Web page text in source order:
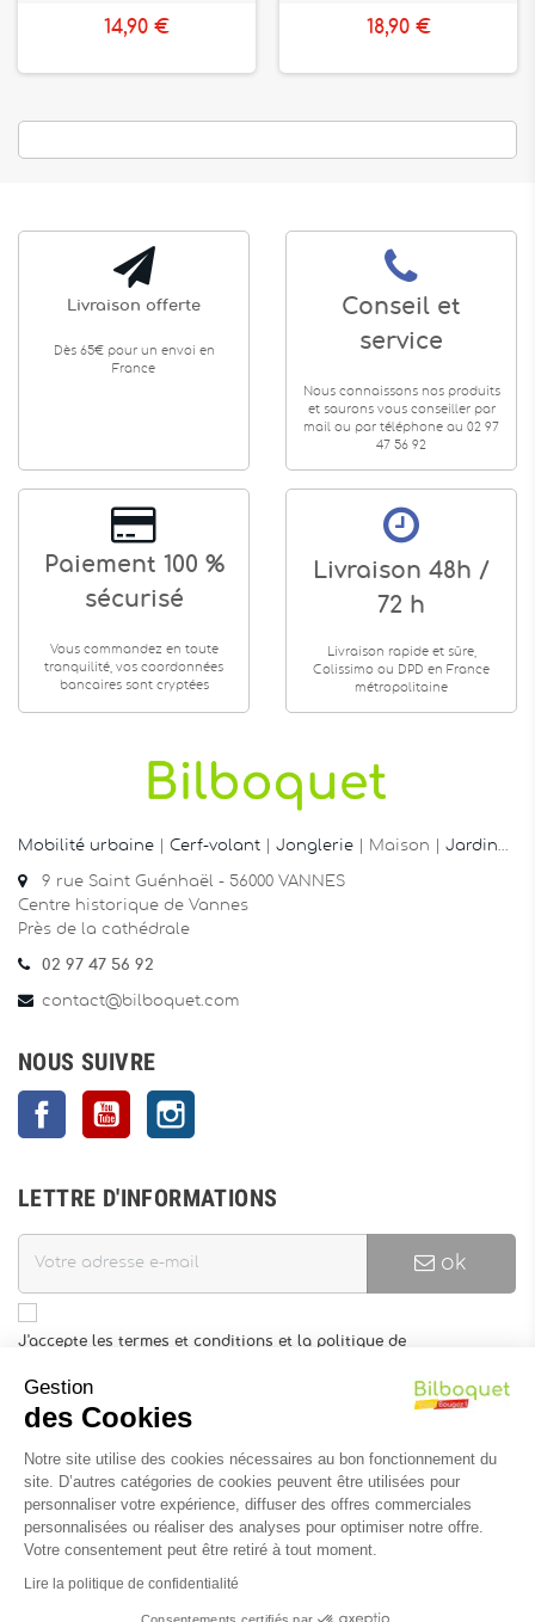
14,90 € 18,90 €
Livraison offerte
Dès 65€ pour un envoi en
France
Conseil et
service
Nous connaissons nos produits
et saurons vous conseiller par
mail ou par téléphone au 02 97
47 56 92
Paiement 100 %
sécurisé
Vous commandez en toute
tranquilité, vos coordonnées
bancaires sont cryptées
Livraison 48h /
72 h
Livraison rapide et sûre,
Colissimo ou DPD en France
métropolitaine
Mobilité urbaine Cerf-volant Jonglerie | Maison | Jardin
9 rue Saint Guénhaël - 56000 VANNES
Centre historique de Vannes
Près de la cathédrale
02 97 47 56 92
contact@bilboquet.com
NOUS SUIVRE
FacebookYouTube
LETTRE D'INFORMATIONS
ok
J'accepte les termes et conditions et la politique de
Vous pouvez vous désinscrire à tout moment. Vous trouverez pour
cela nos informations de contact dans les conditions d'utilisation
INFORMATIONS
Gestion
des Cookies
Notre site utilise des cookies nécessaires au bon fonctionnement du
site. D’autres catégories de cookies peuvent être utilisées pour
personnaliser votre expérience, diffuser des offres commerciales
personnalisées ou réaliser des analyses pour optimiser notre offre.
Votre consentement peut être retiré à tout moment.
Lire la politique de confidentialité
Consentements certifiés par